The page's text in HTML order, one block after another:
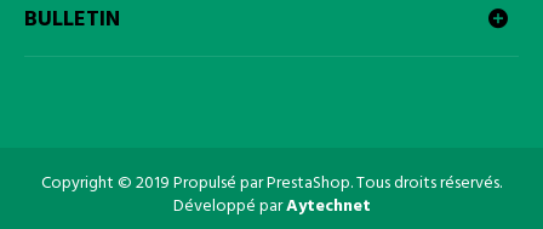
BULLETIN
Copyright © 2019 Propulsé par PrestaShop. Tous droits réservés.
Développé parAytechnet